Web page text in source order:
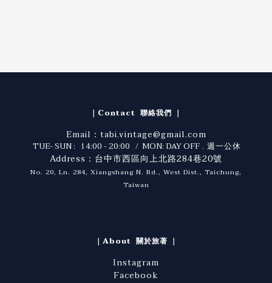
｜Contact 聯絡我們 ｜
Email：tabi.vintage@gmail.com
TUE- SUN : 14:00 - 20:00 / MON: DAY OFF . 週一公休
Address：台中市西區向上北路284巷20號
No. 20, Ln. 284, Xiangshang N. Rd., West Dist., Taichung,
Taiwan
｜About 關於旅著 ｜
Instagram
Facebook